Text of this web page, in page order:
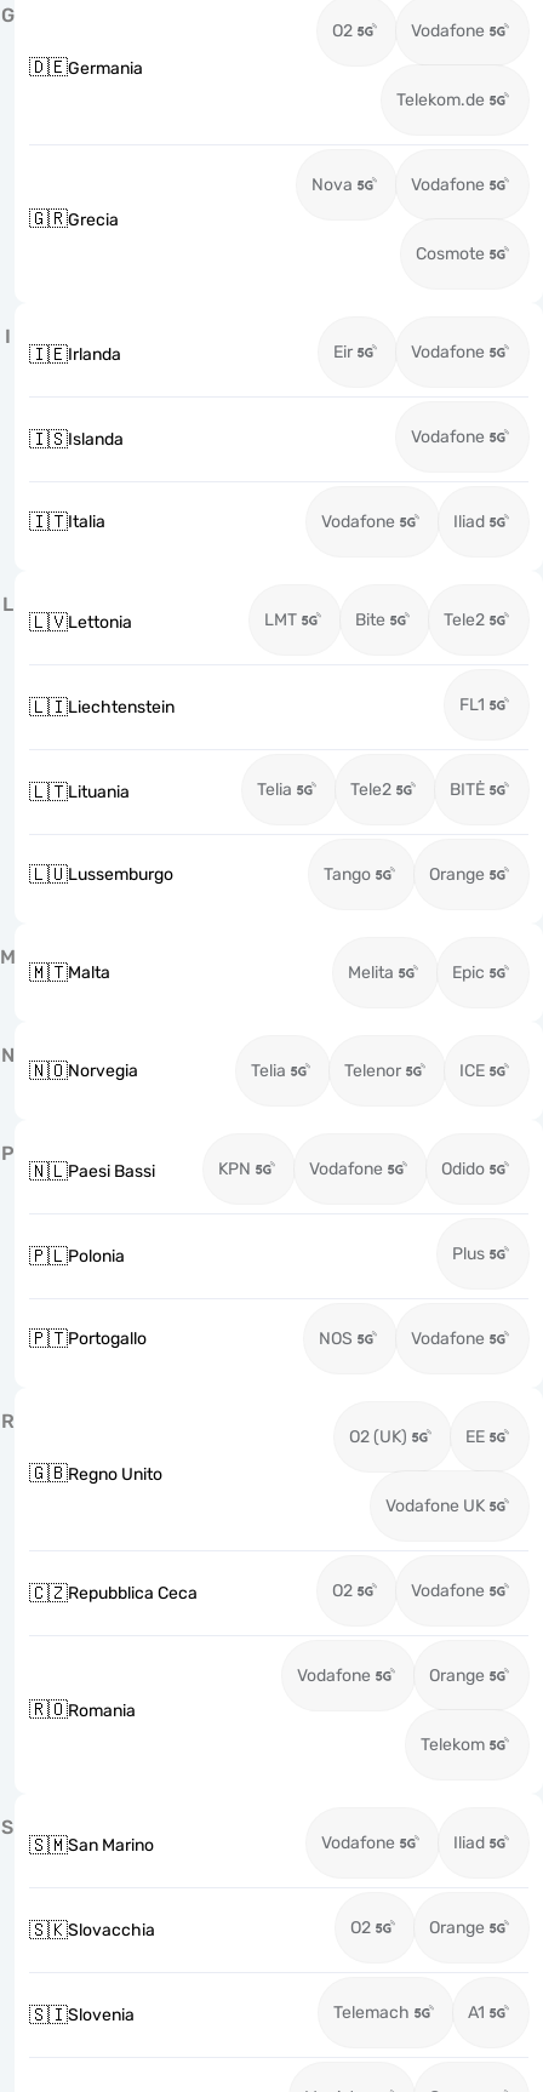
G
🇩🇪Germania
O2 Vodafone
Telekom.de
🇬🇷Grecia
Nova Vodafone
Cosmote
I
🇮🇪Irlanda Eir Vodafone
🇮🇸Islanda Vodafone
🇮🇹Italia Vodafone Iliad
L
🇱🇻Lettonia LMT Bite Tele2
🇱🇮Liechtenstein FL1
🇱🇹Lituania Telia Tele2 BITĖ
🇱🇺Lussemburgo Tango Orange
M
🇲🇹Malta Melita Epic
N
🇳🇴Norvegia Telia Telenor ICE
P
🇳🇱Paesi Bassi KPN Vodafone Odido
🇵🇱Polonia Plus
🇵🇹Portogallo NOS Vodafone
R
🇬🇧Regno Unito
O2 (UK) EE
Vodafone UK
🇨🇿Repubblica Ceca O2 Vodafone
🇷🇴Romania
Vodafone Orange
Telekom
S
🇸🇲San Marino Vodafone Iliad
🇸🇰Slovacchia O2 Orange
🇸🇮Slovenia Telemach A1